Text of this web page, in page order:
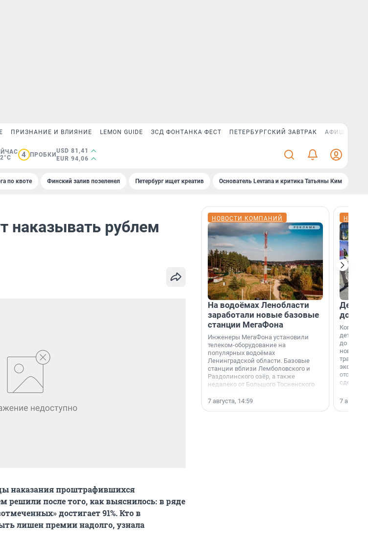
ПРИЗНАНИЕ И ВЛИЯНИЕ LEMON GUIDE ЗСД ФОНТАНКА ФЕСТ ПЕТЕРБУРГСКИЙ ЗАВТРАК АФИША PLUS
4 ПРОБКИ
USD 81,41
EUR 94,06
по квоте Финский залив позеленел Петербург ищет креатив Основатель Levrana и критика Татьяны Ким
наказывать рублем
наказания проштрафившихся
решили после того, как выяснилось: в ряде
достигает 91%. Кто в
лишен премии надолго, узнала
НОВОСТИ КОМПАНИЙ
На водоёмах Ленобласти
заработали новые базовые
станции МегаФона
Инженеры МегаФона установили
телеком-оборудование на
популярных водоёмах
Ленинградской области. Базовые
станции вблизи Лемболовского и
Раздолинского озёр, а также
недалеко от Большого Тосненского
7 августа, 14:59
Когда-
дети
до
новости
сделали
7